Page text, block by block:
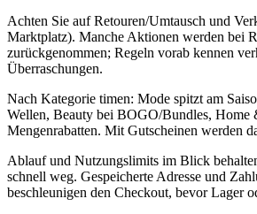
Achten Sie auf Retouren/Umtausch und
Marktplatz). Manche Aktionen werden bei
zurückgenommen; Regeln vorab kennen
Überraschungen.
Nach Kategorie timen: Mode spitzt am
Wellen, Beauty bei BOGO/Bundles, Home
Mengenrabatten. Mit Gutscheinen werden
Ablauf und Nutzungslimits im Blick
schnell weg. Gespeicherte Adresse und
beschleunigen den Checkout, bevor Lager